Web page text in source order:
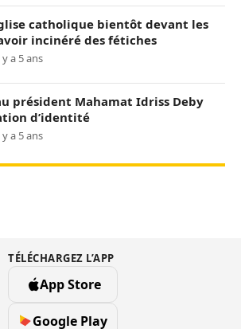
catholique bientôt devant les
incinéré des fétiches
y a 5 ans
président Mahamat Idriss Deby
d’identité
y a 5 ans
TÉLÉCHARGEZ L’APP
App Store
Google Play